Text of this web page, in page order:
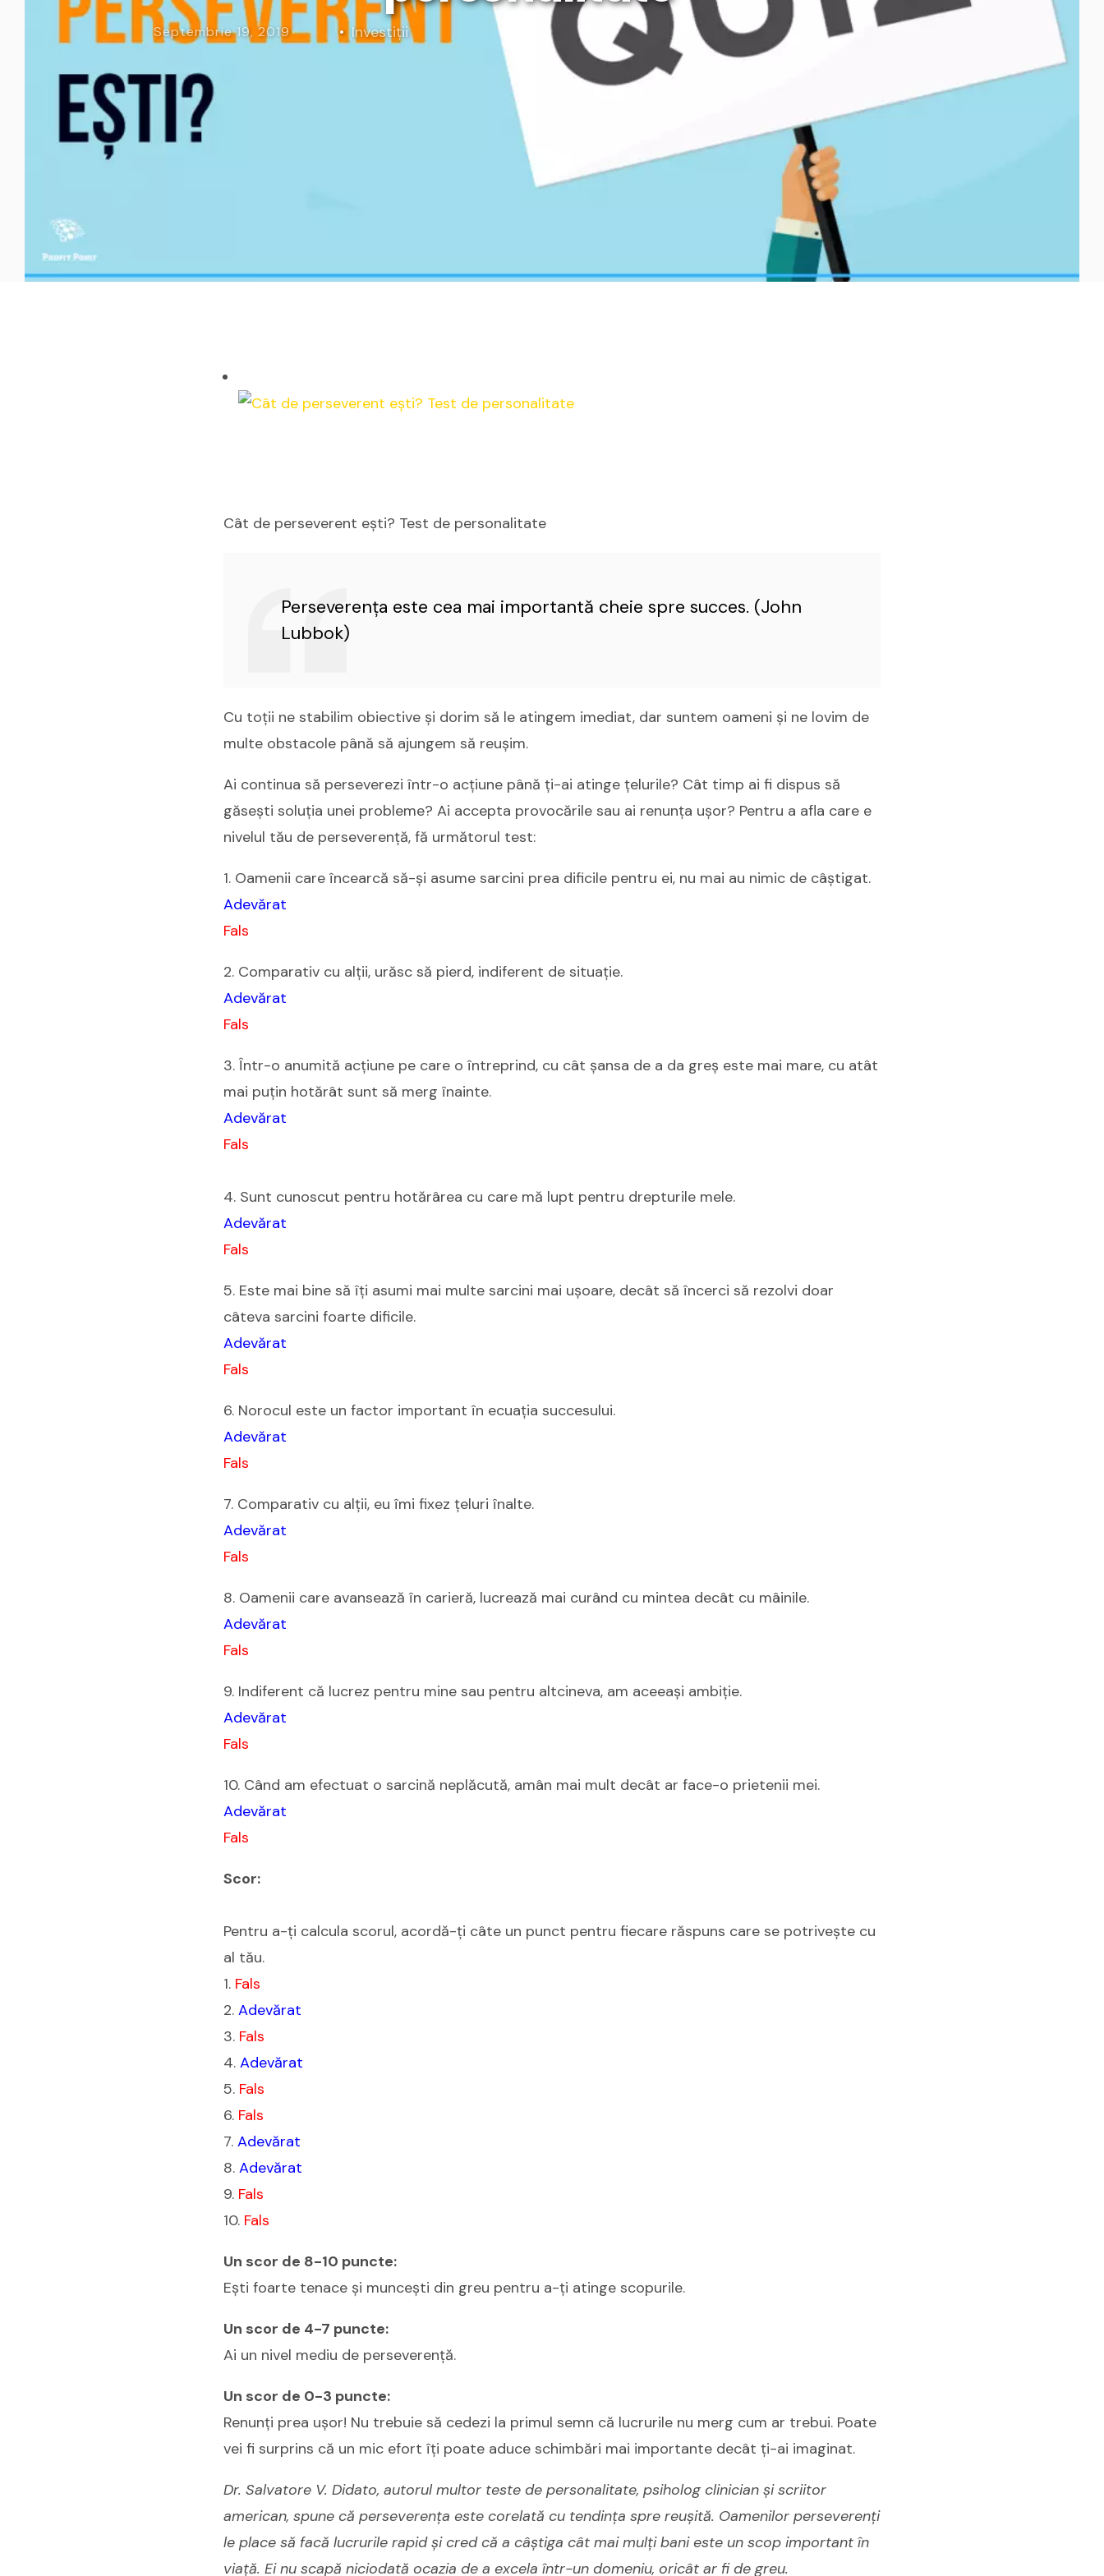
Curs Momentum
Curs Swing Trading
Tool Strategia AS
Tool Calendar Integrat
Septembrie 19, 2019 Investiții
Cât de perseverent ești? Test de personalitate
Perseverența este cea mai importantă cheie spre succes. (John
Lubbok)
Cu toții ne stabilim obiective şi dorim să le atingem imediat, dar suntem oameni şi ne lovim de
multe obstacole până să ajungem să reuşim.
Ai continua să perseverezi într-o acțiune până ți-ai atinge țelurile? Cât timp ai fi dispus să
găsești soluția unei probleme? Ai accepta provocările sau ai renunța ușor? Pentru a afla care e
nivelul tău de perseverență, fă următorul test:
1. Oamenii care încearcă să-și asume sarcini prea dificile pentru ei, nu mai au nimic de câștigat.
Adevărat
Fals
2. Comparativ cu alții, urăsc să pierd, indiferent de situație.
Adevărat
Fals
3. Într-o anumită acțiune pe care o întreprind, cu cât șansa de a da greș este mai mare, cu atât
mai puțin hotărât sunt să merg înainte.
Adevărat
Fals
4. Sunt cunoscut pentru hotărârea cu care mă lupt pentru drepturile mele.
Adevărat
Fals
5. Este mai bine să îți asumi mai multe sarcini mai ușoare, decât să încerci să rezolvi doar
câteva sarcini foarte dificile.
Adevărat
Fals
6. Norocul este un factor important în ecuația succesului.
Adevărat
Fals
7. Comparativ cu alții, eu îmi fixez țeluri înalte.
Adevărat
Fals
8. Oamenii care avansează în carieră, lucrează mai curând cu mintea decât cu mâinile.
Adevărat
Fals
9. Indiferent că lucrez pentru mine sau pentru altcineva, am aceeași ambiție.
Adevărat
Fals
10. Când am efectuat o sarcină neplăcută, amân mai mult decât ar face-o prietenii mei.
Adevărat
Fals
Scor:
Pentru a-ți calcula scorul, acordă-ți câte un punct pentru fiecare răspuns care se potrivește cu
al tău.
1. Fals
2. Adevărat
3. Fals
4. Adevărat
5. Fals
6. Fals
7. Adevărat
8. Adevărat
9. Fals
10. Fals
Un scor de 8-10 puncte:
Ești foarte tenace și muncești din greu pentru a-ți atinge scopurile.
Un scor de 4-7 puncte:
Ai un nivel mediu de perseverență.
Un scor de 0-3 puncte:
Renunți prea ușor! Nu trebuie să cedezi la primul semn că lucrurile nu merg cum ar trebui. Poate
vei fi surprins că un mic efort îți poate aduce schimbări mai importante decât ți-ai imaginat.
Dr. Salvatore V. Didato, autorul multor teste de personalitate, psiholog clinician și scriitor
american, spune că perseverența este corelată cu tendința spre reușită. Oamenilor perseverenți
le place să facă lucrurile rapid și cred că a câștiga cât mai mulți bani este un scop important în
viață. Ei nu scapă niciodată ocazia de a excela într-un domeniu, oricât ar fi de greu.